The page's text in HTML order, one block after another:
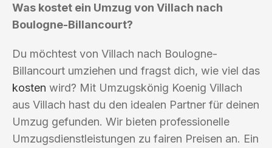
Was kostet ein Umzug von Villach nach
Boulogne-Billancourt?
Du möchtest von Villach nach Boulogne-
Billancourt umziehen und fragst dich, wie viel das
kosten wird? Mit Umzugskönig Koenig Villach
aus Villach hast du den idealen Partner für deinen
Umzug gefunden. Wir bieten professionelle
Umzugsdienstleistungen zu fairen Preisen an. Ein